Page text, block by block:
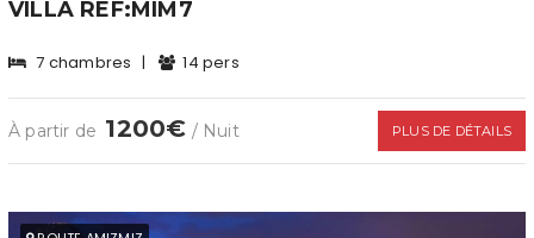
VILLA REF:MIM7
7 chambres | 14 pers
À partir de 1200€ / Nuit PLUS DE DÉTAILS